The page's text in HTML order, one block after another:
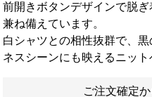
前開きボタンデザインで脱
兼ね備えています。
白シャツとの相性抜群で、
ネスシーンにも映えるニット
ご注文確定